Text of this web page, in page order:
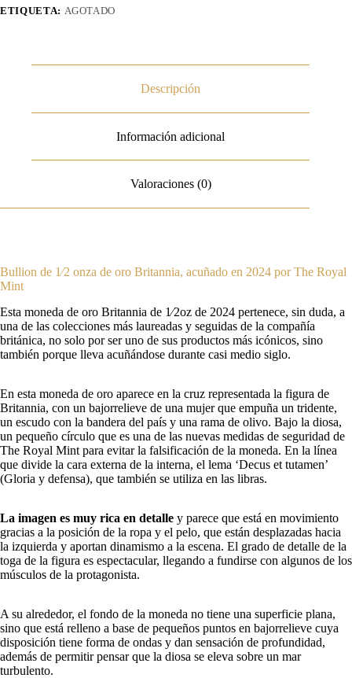
ETIQUETA: AGOTADO
Descripción
Información adicional
Valoraciones (0)
Bullion de 1⁄2 onza de oro Britannia, acuñado en 2024 por The Royal
Mint
Esta moneda de oro Britannia de 1⁄2oz de 2024 pertenece, sin duda, a
una de las colecciones más laureadas y seguidas de la compañía
británica, no solo por ser uno de sus productos más icónicos, sino
también porque lleva acuñándose durante casi medio siglo.
En esta moneda de oro aparece en la cruz representada la figura de
Britannia, con un bajorrelieve de una mujer que empuña un tridente,
un escudo con la bandera del país y una rama de olivo. Bajo la diosa,
un pequeño círculo que es una de las nuevas medidas de seguridad de
The Royal Mint para evitar la falsificación de la moneda. En la línea
que divide la cara externa de la interna, el lema ‘Decus et tutamen’
(Gloria y defensa), que también se utiliza en las libras.
La imagen es muy rica en detalle y parece que está en movimiento
gracias a la posición de la ropa y el pelo, que están desplazadas hacia
la izquierda y aportan dinamismo a la escena. El grado de detalle de la
toga de la figura es espectacular, llegando a fundirse con algunos de los
músculos de la protagonista.
A su alrededor, el fondo de la moneda no tiene una superficie plana,
sino que está relleno a base de pequeños puntos en bajorrelieve cuya
disposición tiene forma de ondas y dan sensación de profundidad,
además de permitir pensar que la diosa se eleva sobre un mar
turbulento.